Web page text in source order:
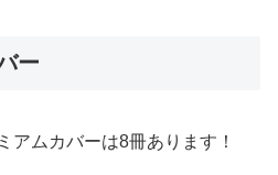
ー
アムカバーは8冊あります！